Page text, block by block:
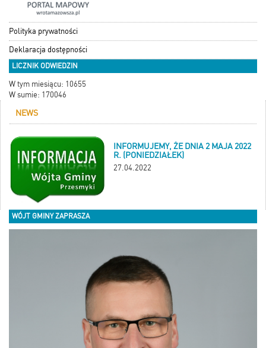
Polityka prywatności
Deklaracja dostępności
LICZNIK ODWIEDZIN
W tym miesiącu: 10655
W sumie: 170046
NEWS
INFORMUJEMY, ŻE DNIA 2 MAJA 2022
R. (PONIEDZIAŁEK)
27.04.2022
WÓJT GMINY ZAPRASZA